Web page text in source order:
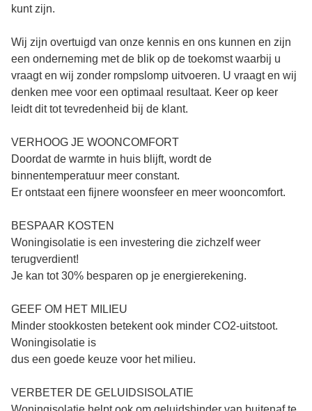
kunt zijn.
Wij zijn overtuigd van onze kennis en ons kunnen en zijn
een onderneming met de blik op de toekomst waarbij u
vraagt en wij zonder rompslomp uitvoeren. U vraagt en wij
denken mee voor een optimaal resultaat. Keer op keer
leidt dit tot tevredenheid bij de klant.
VERHOOG JE WOONCOMFORT
Doordat de warmte in huis blijft, wordt de
binnentemperatuur meer constant.
Er ontstaat een fijnere woonsfeer en meer wooncomfort.
BESPAAR KOSTEN
Woningisolatie is een investering die zichzelf weer
terugverdient!
Je kan tot 30% besparen op je energierekening.
GEEF OM HET MILIEU
Minder stookkosten betekent ook minder CO2-uitstoot.
Woningisolatie is
dus een goede keuze voor het milieu.
VERBETER DE GELUIDSISOLATIE